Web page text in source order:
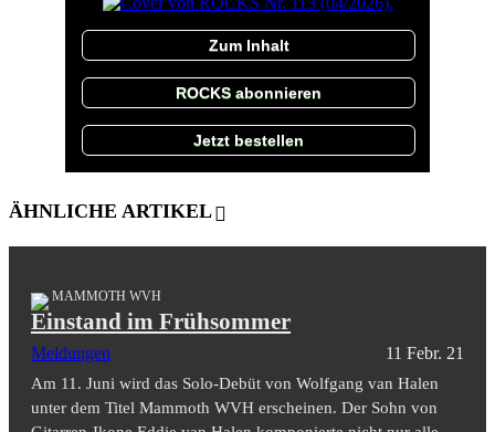
Zum Inhalt
ROCKS abonnieren
Jetzt bestellen
ÄHNLICHE ARTIKEL
MAMMOTH WVH
Einstand im Frühsommer
Meldungen 11 Febr. 21
Am 11. Juni wird das Solo-Debüt von Wolfgang van Halen
unter dem Titel Mammoth WVH erscheinen. Der Sohn von